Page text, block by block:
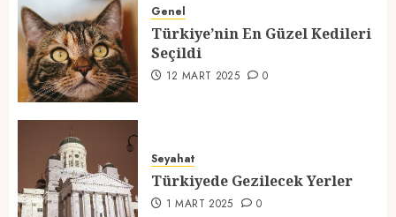
3
Seçildi
12 MART 2025 0
4
1 MART 2025
Genel
Türkiye’nin En Güzel Kedileri
Seçildi
12 MART 2025 0
Seyahat
Türkiyede Gezilecek Yerler
1 MART 2025 0